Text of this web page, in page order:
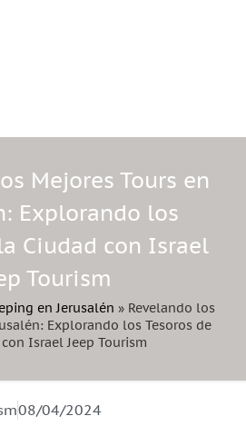
Mejores Tours en
Explorando los
Ciudad con Israel
Tourism
en Jerusalén » Revelando los
Explorando los Tesoros de
Israel Jeep Tourism
08/04/2024